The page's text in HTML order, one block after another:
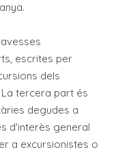
escrites per
dels
tercera part és
degudes a
d'interès general
a excursionistes o